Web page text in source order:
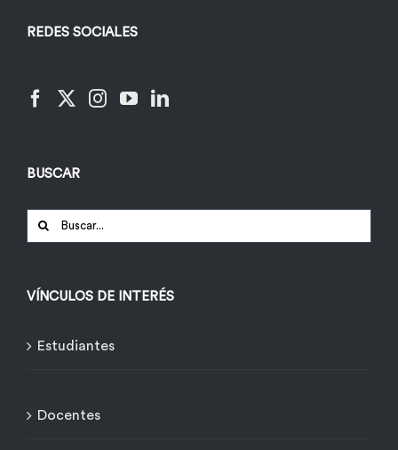
REDES SOCIALES
BUSCAR
Buscar:
VÍNCULOS DE INTERÉS
Estudiantes
Docentes